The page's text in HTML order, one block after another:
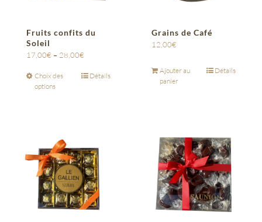
Fruits confits du
Soleil
17,00€ – 28,00€
Choix des
options
Détails
Grains de Café
12,00€
Ajouter au
panier
Détails